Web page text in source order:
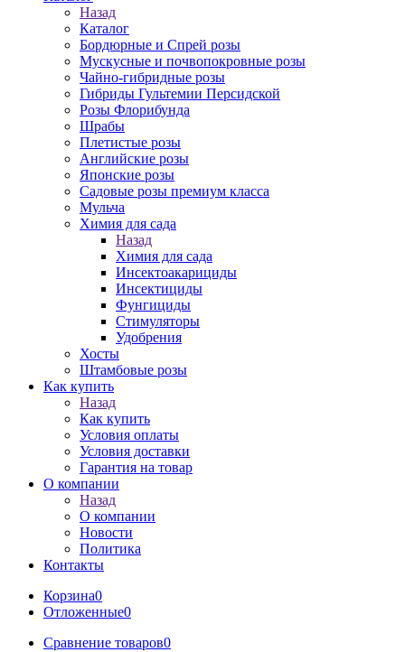
Назад
Каталог
Бордюрные и Спрей розы
Мускусные и почвопокровные розы
Чайно-гибридные розы
Гибриды Гультемии Персидской
Розы Флорибунда
Шрабы
Плетистые розы
Английские розы
Японские розы
Садовые розы премиум класса
Мульча
Химия для сада
Назад
Химия для сада
Инсектоакарициды
Инсектициды
Фунгициды
Стимуляторы
Удобрения
Хосты
Штамбовые розы
Как купить
Назад
Как купить
Условия оплаты
Условия доставки
Гарантия на товар
О компании
Назад
О компании
Новости
Политика
Контакты
Корзина0
Отложенные0
Сравнение товаров0